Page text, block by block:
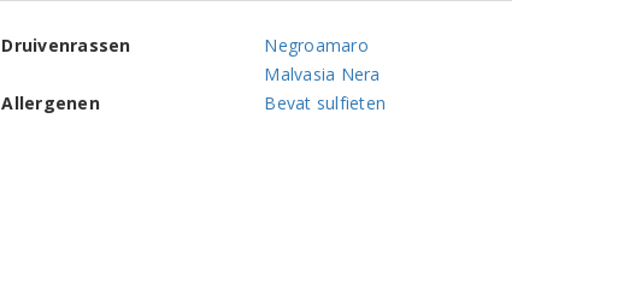
Druivenrassen
Negroamaro
Malvasia Nera
Allergenen
Bevat sulfieten